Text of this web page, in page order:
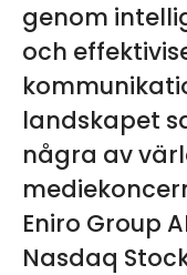
genom
och
landskapet
några av
Eniro Group
Nasdaq